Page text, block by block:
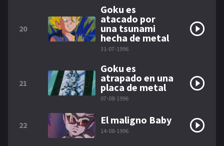
20
Goku es
atacado por
una tsunami
hecha de metal
31-07-1996
21
Goku es
atrapado en una
placa de metal
07-08-1996
22 El maligno Baby
14-08-1996